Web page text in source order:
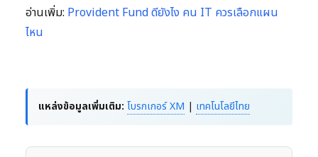
อ่านเพิ่ม: Provident Fund ดียังไง คน IT ควรเลือกแผน
ไหน
แหล่งข้อมูลเพิ่มเติม: โบรกเกอร์ XM | เทคโนโลยีไทย